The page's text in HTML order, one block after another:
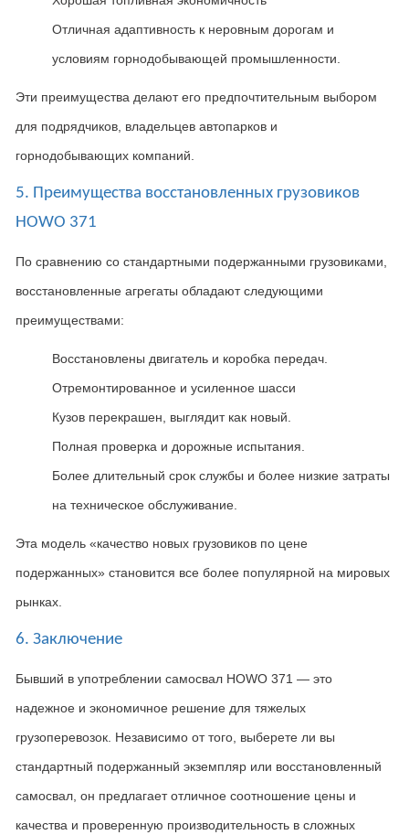
Отличная адаптивность к неровным дорогам и
условиям горнодобывающей промышленности.
Эти преимущества делают его предпочтительным выбором
для подрядчиков владельцев автопарков и
горнодобывающих компаний
5. Преимущества восстановленных грузовиков
HOWO 371
По сравнению со стандартными подержанными грузовиками
восстановленные агрегаты обладают следующими
преимуществами:
Восстановлены двигатель и коробка передач.
Отремонтированное и усиленное шасси
Кузов перекрашен, выглядит как новый.
Полная проверка и дорожные испытания.
Более длительный срок службы и более низкие затраты
на техническое обслуживание.
Эта модель «качество новых грузовиков по цене
подержанных» становится все более популярной на мировых
рынках
6. Заключение
Бывший в употреблении самосвал HOWO 371 — это
надежное и экономичное решение для тяжелых
грузоперевозок Независимо от того выберете ли вы
стандартный подержанный экземпляр или восстановленный
самосвал он предлагает отличное соотношение цены и
качества и проверенную производительность в сложных